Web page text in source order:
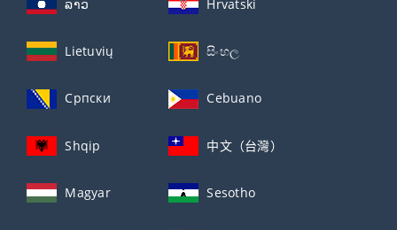
ລາວ Hrvatski
Lietuvių සිංහල
Српски Cebuano
Shqip 中文（台灣）
Magyar Sesotho